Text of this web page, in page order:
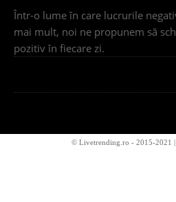
Într-o lume în care lucrurile
mai mult, noi ne propunem să
pozitiv în fiecare zi.
© Livetrending.ro - 2015-2021 |